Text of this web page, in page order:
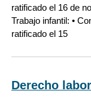
ratificado el 16 de
Trabajo infantil: •
ratificado el 15
Derecho